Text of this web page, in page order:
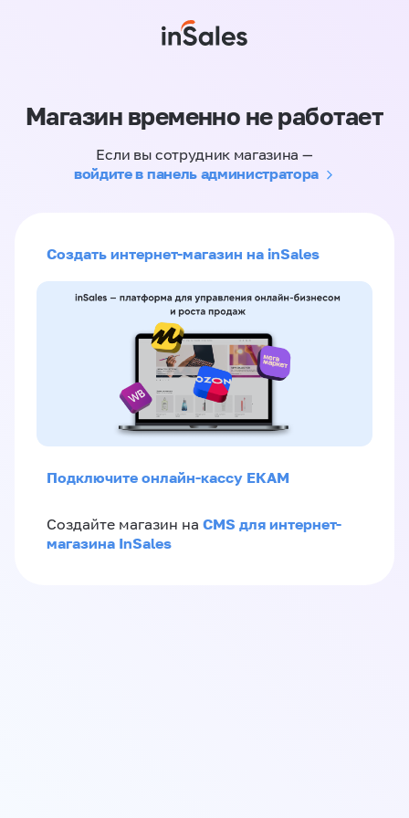
Магазин временно не работает
Если вы сотрудник магазина —
войдите в панель администратора
Создать интернет-магазин на inSales
Подключите онлайн-кассу ЕКАМ
Создайте магазин на CMS для интернет-
магазина InSales